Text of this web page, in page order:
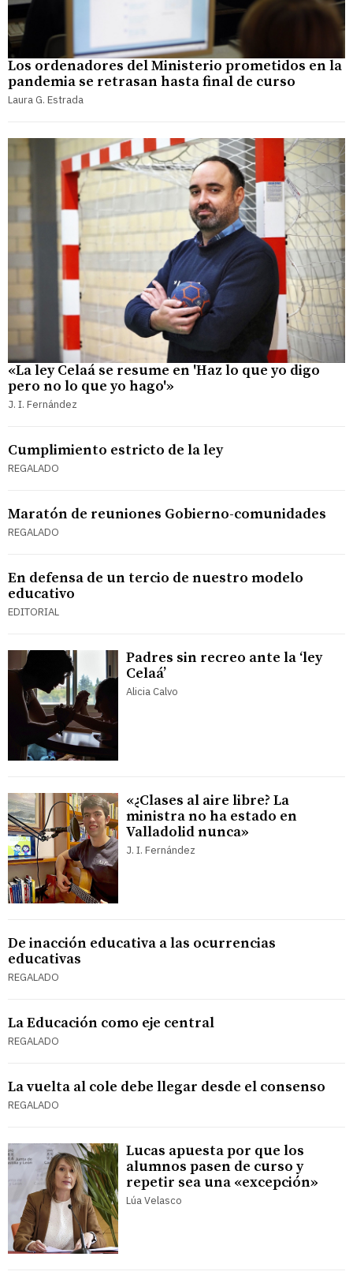
Los ordenadores del Ministerio prometidos en la
pandemia se retrasan hasta final de curso
Laura G. Estrada
«La ley Celaá se resume en 'Haz lo que yo digo
pero no lo que yo hago'»
J. I. Fernández
Cumplimiento estricto de la ley
REGALADO
Maratón de reuniones Gobierno-comunidades
REGALADO
En defensa de un tercio de nuestro modelo
educativo
EDITORIAL
Padres sin recreo ante la ‘ley
Celaá’
Alicia Calvo
«¿Clases al aire libre? La
ministra no ha estado en
Valladolid nunca»
J. I. Fernández
De inacción educativa a las ocurrencias
educativas
REGALADO
La Educación como eje central
REGALADO
La vuelta al cole debe llegar desde el consenso
REGALADO
Lucas apuesta por que los
alumnos pasen de curso y
repetir sea una «excepción»
Lúa Velasco